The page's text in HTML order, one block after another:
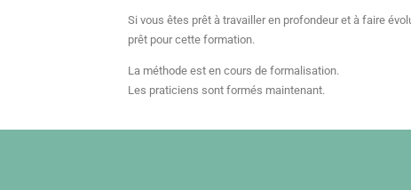
Si vous êtes prêt à travailler en profondeur et à faire
prêt pour cette formation.
La méthode est en cours de formalisation.
Les praticiens sont formés maintenant.